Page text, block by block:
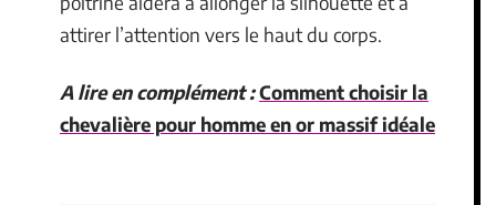
attirer l’attention vers le haut du corps.
A lire en complément :Comment choisir la
chevalière pour homme en or massif idéale